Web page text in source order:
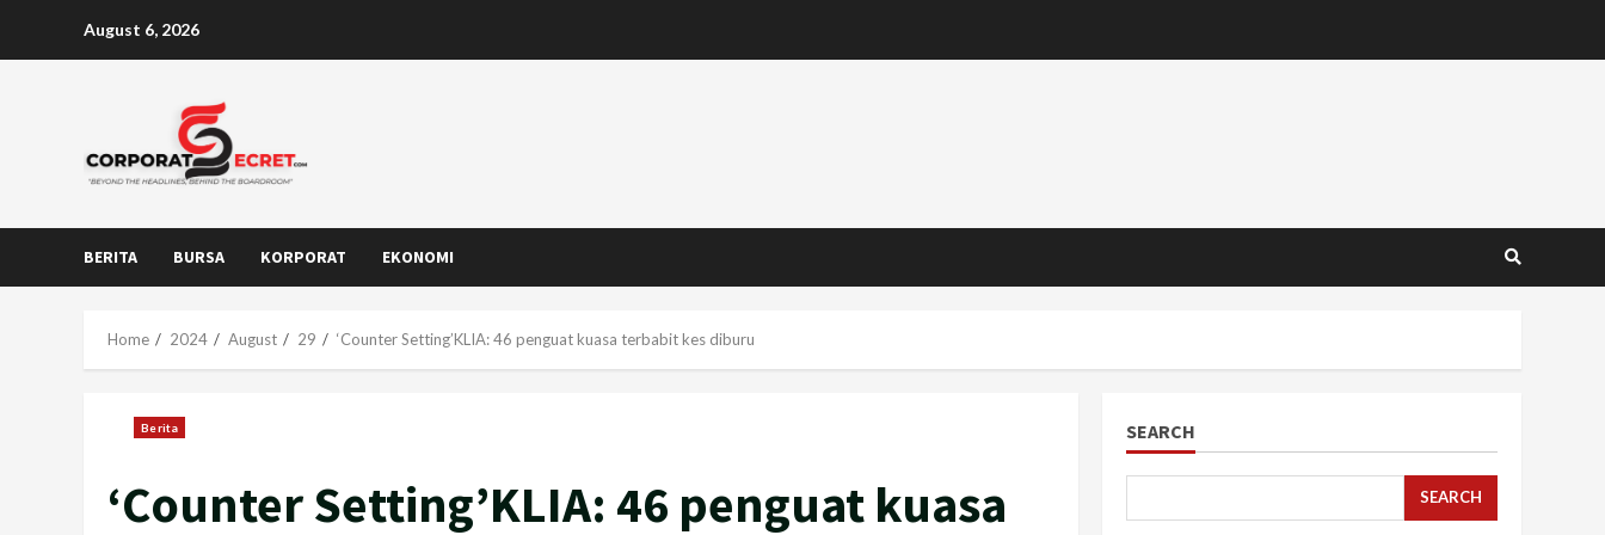
August 6, 2026
BERITA BURSA KORPORAT EKONOMI
Home 2024 August 29 ‘Counter Setting’KLIA: 46 penguat kuasa terbabit kes diburu
Berita
‘Counter Setting’KLIA: 46 penguat kuasa
SEARCH
SEARCH